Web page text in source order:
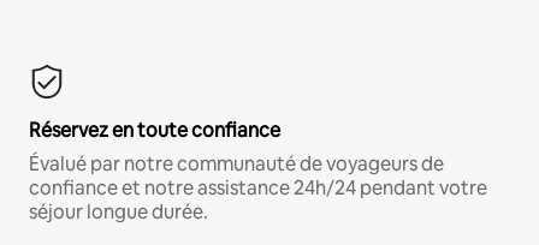
Réservez en toute confiance
Évalué par notre communauté de voyageurs de
confiance et notre assistance 24h/24 pendant votre
séjour longue durée.